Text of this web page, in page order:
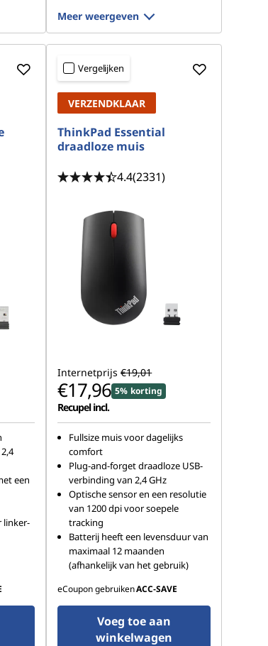
Meer weergeven
een
linker-
Vergelijken
VERZENDKLAAR
ThinkPad Essential
draadloze muis
4.4(2331)
Internetprijs €19,01
€17,96 5% korting
Recupel incl.
Fullsize muis voor dagelijks
comfort
Plug-and-forget draadloze USB-
verbinding van 2,4 GHz
Optische sensor en een resolutie
van 1200 dpi voor soepele
tracking
Batterij heeft een levensduur van
maximaal 12 maanden
(afhankelijk van het gebruik)
eCoupon gebruikenACC‑SAVE
Voeg toe aan
winkelwagen